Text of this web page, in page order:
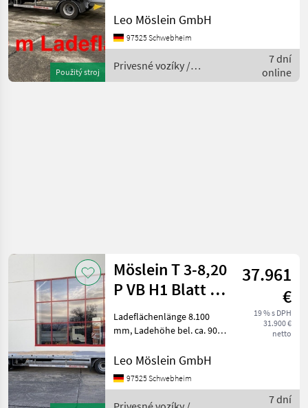
Použitý stroj
14 x Rungentaschen im
70 mm stark, Staukiste mit
Leo Möslein GmbH
97525 Schwebheim
Privesné vozíky /
Möslein
7 dní
online
Möslein T 3-8,20
P VB H1 Blatt 3
Achs Tieflader
mit gera
37.961
€
19 % s DPH
31.900 €
netto
Ladeflächenlänge 8.100
mm, Ladehöhe bel. ca. 900
14 x Rungentaschen im
Auffahrrampen (ca. 3.000 x
Leo Möslein GmbH
97525 Schwebheim
7 dní